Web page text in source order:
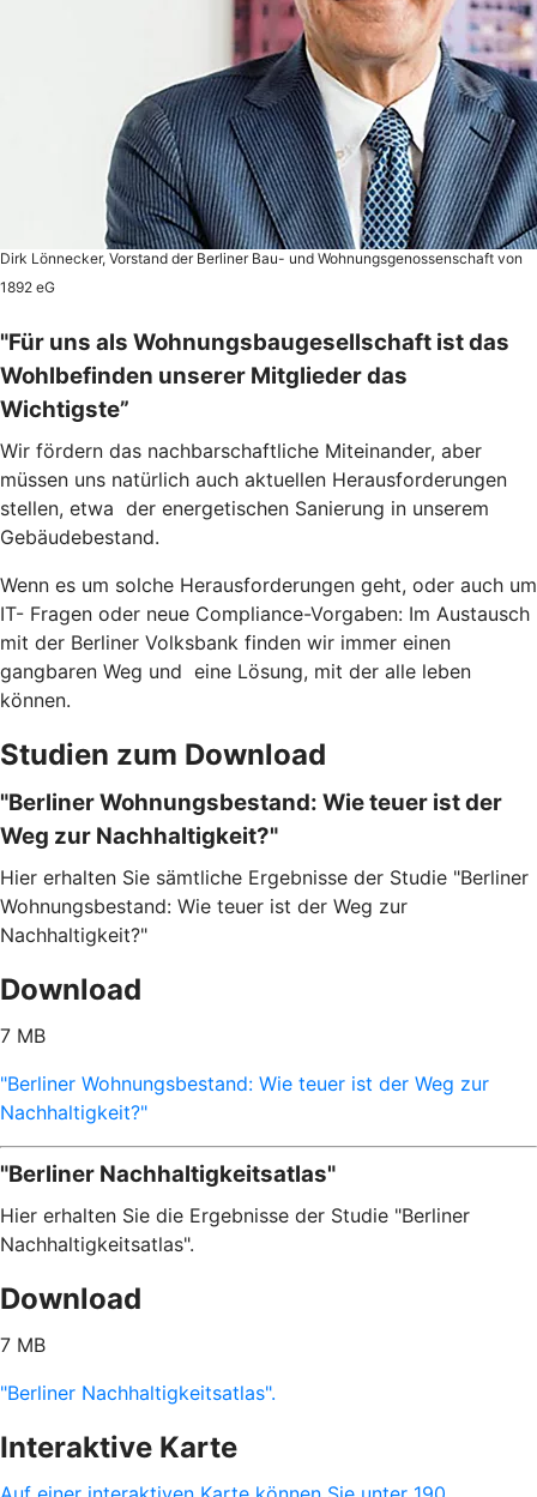
Dirk Lönnecker, Vorstand der Berliner Bau- und Wohnungsgenossenschaft von
1892 eG
"Für uns als Wohnungsbaugesellschaft ist das
Wohlbefinden unserer Mitglieder das
Wichtigste”
Wir fördern das nachbarschaftliche Miteinander, aber
müssen uns natürlich auch aktuellen Herausforderungen
stellen, etwa der energetischen Sanierung in unserem
Gebäudebestand.
Wenn es um solche Herausforderungen geht, oder auch um
IT- Fragen oder neue Compliance-Vorgaben: Im Austausch
mit der Berliner Volksbank finden wir immer einen
gangbaren Weg und eine Lösung, mit der alle leben
können.
Studien zum Download
"Berliner Wohnungsbestand: Wie teuer ist der
Weg zur Nachhaltigkeit?"
Hier erhalten Sie sämtliche Ergebnisse der Studie "Berliner
Wohnungsbestand: Wie teuer ist der Weg zur
Nachhaltigkeit?"
Download
7 MB
"Berliner Wohnungsbestand: Wie teuer ist der Weg zur
Nachhaltigkeit?"
"Berliner Nachhaltigkeitsatlas"
Hier erhalten Sie die Ergebnisse der Studie "Berliner
Nachhaltigkeitsatlas".
Download
7 MB
"Berliner Nachhaltigkeitsatlas".
Interaktive Karte